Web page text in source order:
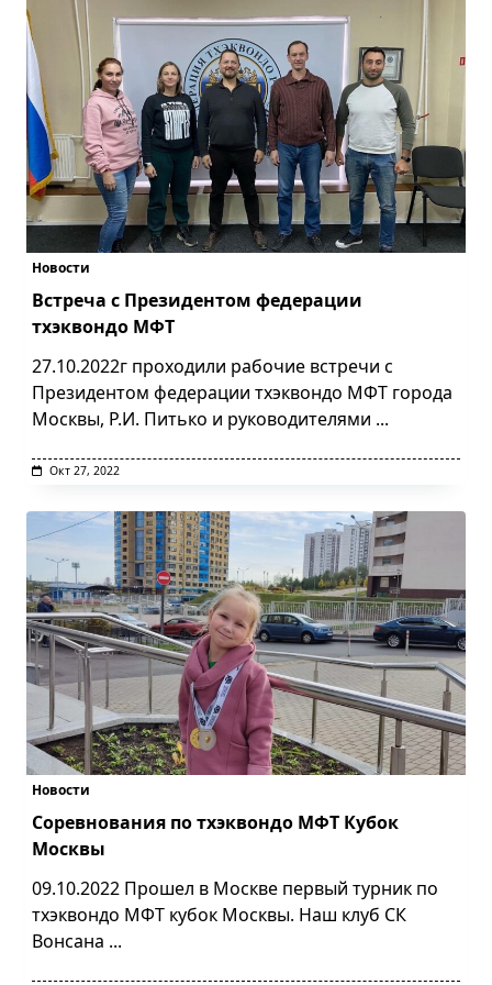
Новости
Встреча с Президентом федерации
тхэквондо МФТ
27.10.2022г проходили рабочие встречи с
Президентом федерации тхэквондо МФТ города
Москвы, Р.И. Питько и руководителями ...
Окт 27, 2022
Новости
Соревнования по тхэквондо МФТ Кубок
Москвы
09.10.2022 Прошел в Москве первый турник по
тхэквондо МФТ кубок Москвы. Наш клуб СК
Вонсана ...